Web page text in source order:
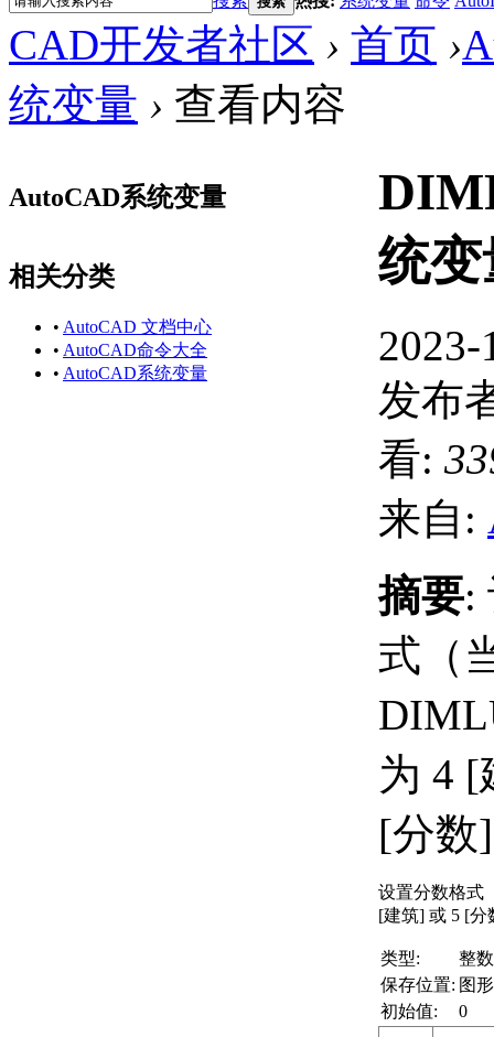
CAD开发者社区 › 首页 ›
统变量 › 查看内容
AutoCAD系统变量
相关分类
• AutoCAD 文档中心
• AutoCAD命令大全
• AutoCAD系统变量
统
2023-
发布
看:
来自:
摘要:
式（
为 4 [
[分数
设置分数格式
[建筑] 或 5 [分
类型:
整数
保存位置: 图形
初始值:
0